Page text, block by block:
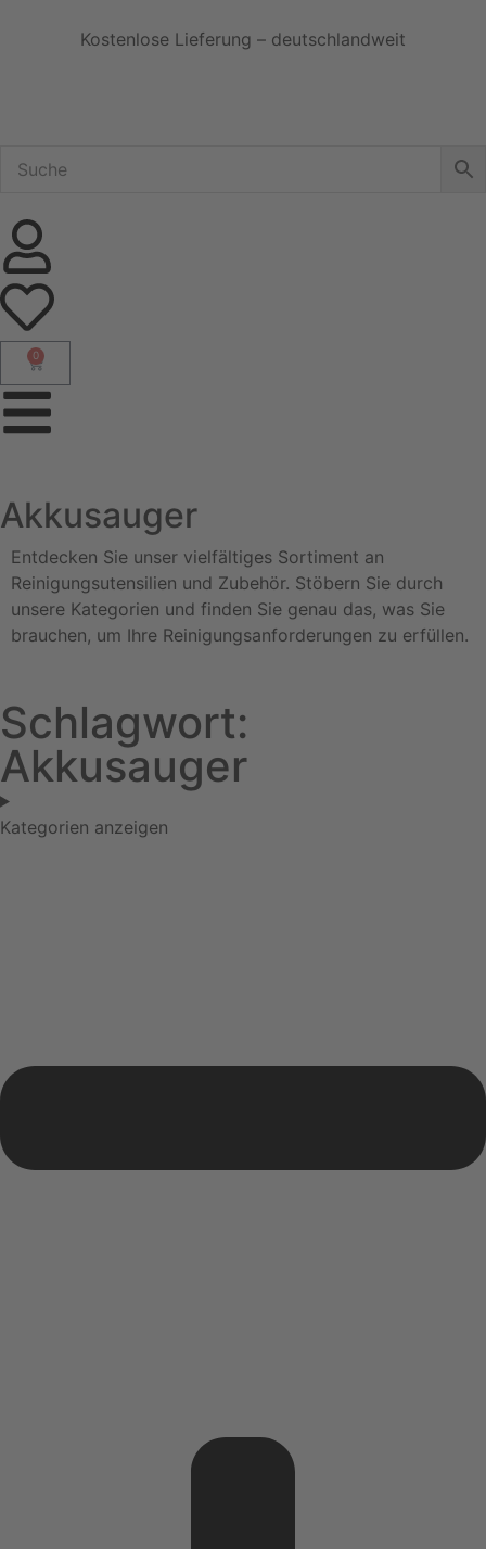
Kostenlose Lieferung – deutschlandweit
0
Akkusauger
Entdecken Sie unser vielfältiges Sortiment an
Reinigungsutensilien und Zubehör. Stöbern Sie durch
unsere Kategorien und finden Sie genau das, was Sie
brauchen, um Ihre Reinigungsanforderungen zu erfüllen.
Schlagwort:
Akkusauger
Kategorien anzeigen